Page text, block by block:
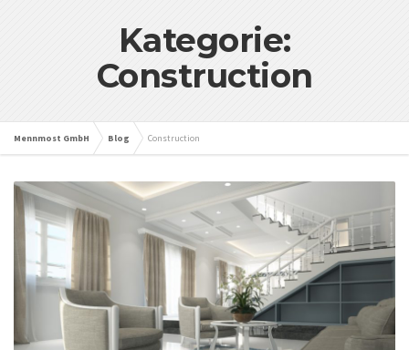
Kategorie:
Construction
Mennmost GmbH Blog Construction